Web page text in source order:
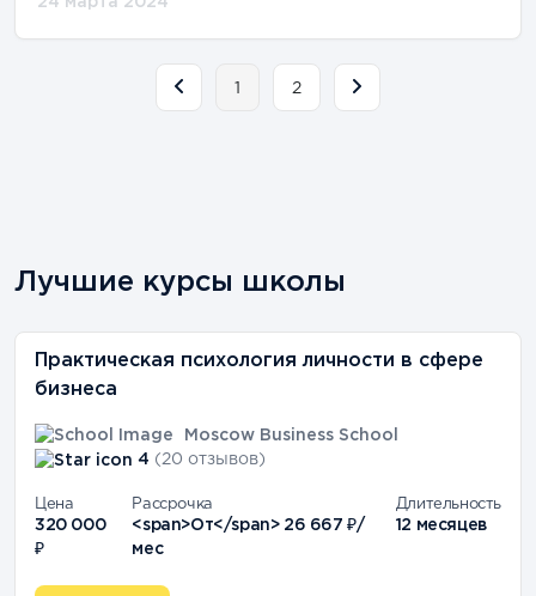
1 2
Лучшие курсы школы
Практическая психология личности в сфере
бизнеса
Moscow Business School
4 (20 отзывов)
Цена
320 000
₽
Рассрочка
<span>От</span> 26 667 ₽/
мес
Длительность
12 месяцев